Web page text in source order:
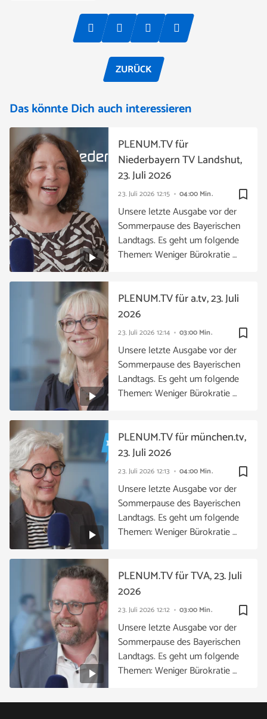
ZURÜCK
Das könnte Dich auch interessieren
bookmark_border
23. Juli 2026 12:15 04:00 Min.
PLENUM.TV für
Niederbayern TV Landshut,
23. Juli 2026
Unsere letzte Ausgabe vor der
Sommerpause des Bayerischen
Landtags. Es geht um folgende
Themen: Weniger Bürokratie …
bookmark_border
23. Juli 2026 12:14 03:00 Min.
PLENUM.TV für a.tv, 23. Juli
2026
Unsere letzte Ausgabe vor der
Sommerpause des Bayerischen
Landtags. Es geht um folgende
Themen: Weniger Bürokratie …
bookmark_border
23. Juli 2026 12:13 04:00 Min.
PLENUM.TV für münchen.tv,
23. Juli 2026
Unsere letzte Ausgabe vor der
Sommerpause des Bayerischen
Landtags. Es geht um folgende
Themen: Weniger Bürokratie …
bookmark_border
23. Juli 2026 12:12 03:00 Min.
PLENUM.TV für TVA, 23. Juli
2026
Unsere letzte Ausgabe vor der
Sommerpause des Bayerischen
Landtags. Es geht um folgende
Themen: Weniger Bürokratie …